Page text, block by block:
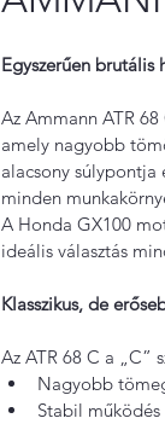
Egyszerűen brutális
Az Ammann ATR
amely nagyobb
alacsony
minden
A Honda GX100
ideális választás
Klasszikus, de
Az ATR 68 C a „C”
Nagyobb
Stabil